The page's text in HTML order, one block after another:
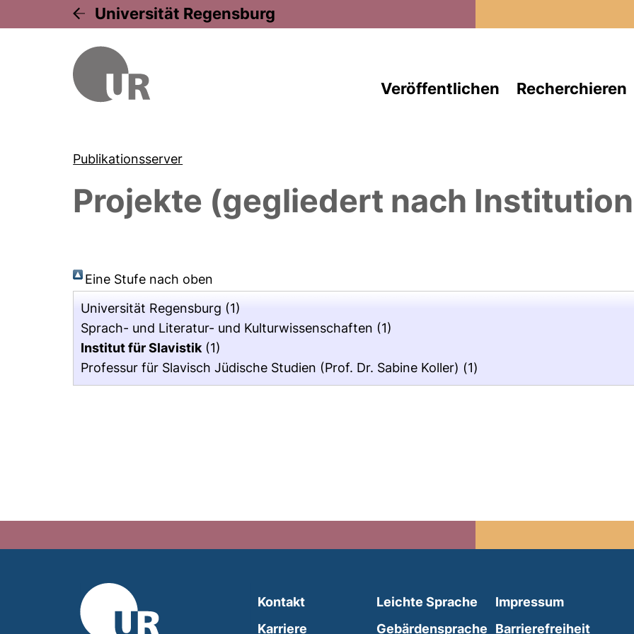
Universität Regensburg
Veröffentlichen Recherchieren
Publikationsserver
Projekte (gegliedert nach
Eine Stufe nach oben
Universität Regensburg (1)
Sprach- und Literatur- und Kulturwissenschaften (1)
Institut für Slavistik (1)
Professur für Slavisch Jüdische Studien (Prof. Dr. Sabine Koller) (1)
Kontakt
Karriere
Leichte Sprache (external link, opens in a
Gebärdensprache (external link, opens in
Impressum
Barrierefreiheit